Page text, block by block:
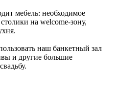
мебель: необходимое
на welcome-зону,
наш банкетный зал
и другие большие